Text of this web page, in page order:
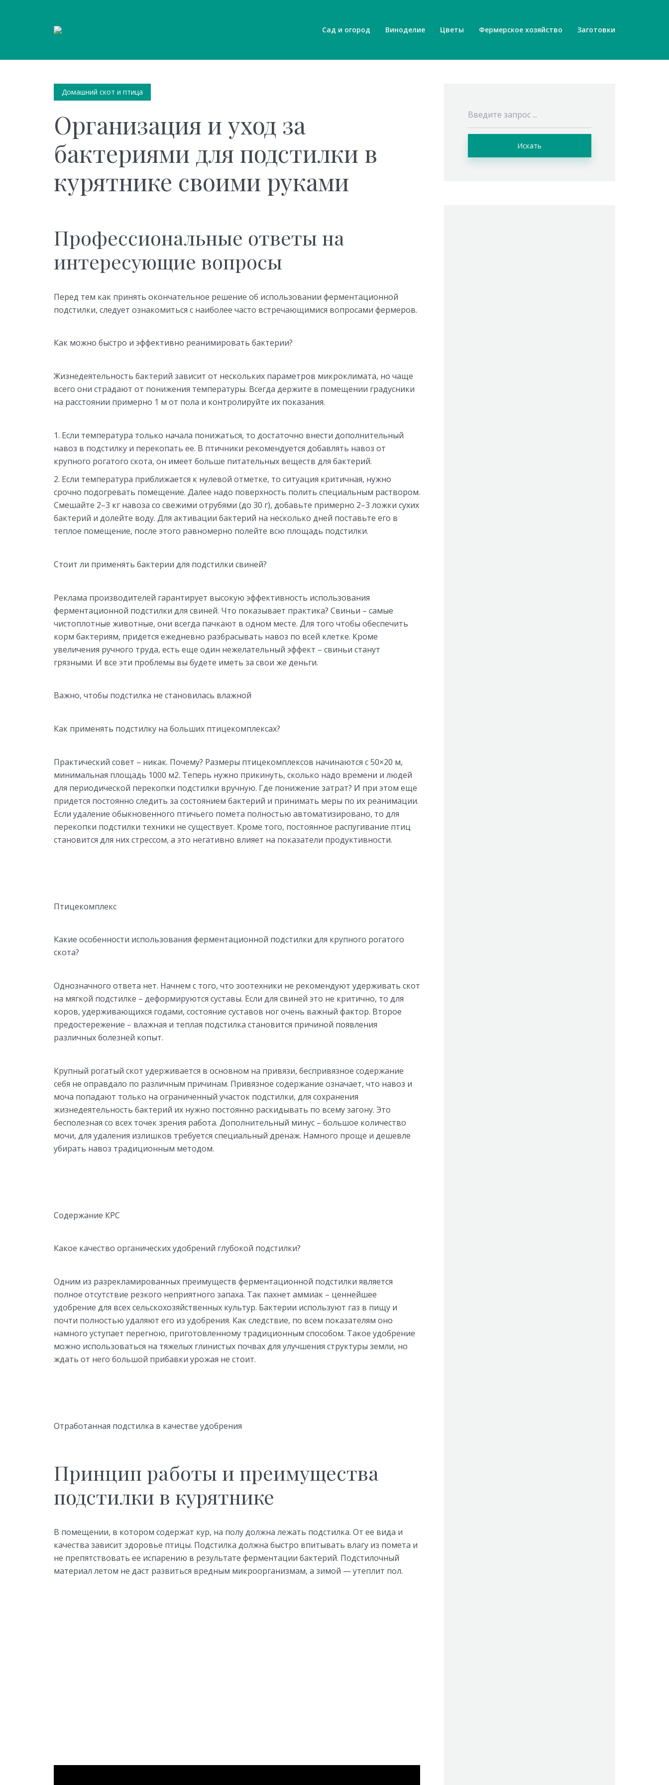
Сад и огород Виноделие Цветы Фермерское хозяйство Заготовки
Домашний скот и птица
Организация и уход за
бактериями для подстилки в
курятнике своими руками
Профессиональные ответы на
интересующие вопросы
Перед тем как принять окончательное решение об использовании ферментационной
подстилки, следует ознакомиться с наиболее часто встречающимися вопросами фермеров.
Как можно быстро и эффективно реанимировать бактерии?
Жизнедеятельность бактерий зависит от нескольких параметров микроклимата, но чаще
всего они страдают от понижения температуры. Всегда держите в помещении градусники
на расстоянии примерно 1 м от пола и контролируйте их показания.
Если температура только начала понижаться, то достаточно внести дополнительный
навоз в подстилку и перекопать ее. В птичники рекомендуется добавлять навоз от
крупного рогатого скота, он имеет больше питательных веществ для бактерий.
Если температура приближается к нулевой отметке, то ситуация критичная, нужно
срочно подогревать помещение. Далее надо поверхность полить специальным раствором.
Смешайте 2–3 кг навоза со свежими отрубями (до 30 г), добавьте примерно 2–3 ложки сухих
бактерий и долейте воду. Для активации бактерий на несколько дней поставьте его в
теплое помещение, после этого равномерно полейте всю площадь подстилки.
Стоит ли применять бактерии для подстилки свиней?
Реклама производителей гарантирует высокую эффективность использования
ферментационной подстилки для свиней. Что показывает практика? Свиньи – самые
чистоплотные животные, они всегда пачкают в одном месте. Для того чтобы обеспечить
корм бактериям, придется ежедневно разбрасывать навоз по всей клетке. Кроме
увеличения ручного труда, есть еще один нежелательный эффект – свиньи станут
грязными. И все эти проблемы вы будете иметь за свои же деньги.
Важно, чтобы подстилка не становилась влажной
Как применять подстилку на больших птицекомплексах?
Практический совет – никак. Почему? Размеры птицекомплексов начинаются с 50×20 м,
минимальная площадь 1000 м2. Теперь нужно прикинуть, сколько надо времени и людей
для периодической перекопки подстилки вручную. Где понижение затрат? И при этом еще
придется постоянно следить за состоянием бактерий и принимать меры по их реанимации.
Если удаление обыкновенного птичьего помета полностью автоматизировано, то для
перекопки подстилки техники не существует. Кроме того, постоянное распугивание птиц
становится для них стрессом, а это негативно влияет на показатели продуктивности.
Птицекомплекс
Какие особенности использования ферментационной подстилки для крупного рогатого
скота?
Однозначного ответа нет. Начнем с того, что зоотехники не рекомендуют удерживать скот
на мягкой подстилке – деформируются суставы. Если для свиней это не критично, то для
коров, удерживающихся годами, состояние суставов ног очень важный фактор. Второе
предостережение – влажная и теплая подстилка становится причиной появления
различных болезней копыт.
Крупный рогатый скот удерживается в основном на привязи, беспривязное содержание
себя не оправдало по различным причинам. Привязное содержание означает, что навоз и
моча попадают только на ограниченный участок подстилки, для сохранения
жизнедеятельность бактерий их нужно постоянно раскидывать по всему загону. Это
бесполезная со всех точек зрения работа. Дополнительный минус – большое количество
мочи, для удаления излишков требуется специальный дренаж. Намного проще и дешевле
убирать навоз традиционным методом.
Содержание КРС
Какое качество органических удобрений глубокой подстилки?
Одним из разрекламированных преимуществ ферментационной подстилки является
полное отсутствие резкого неприятного запаха. Так пахнет аммиак – ценнейшее
удобрение для всех сельскохозяйственных культур. Бактерии используют газ в пищу и
почти полностью удаляют его из удобрения. Как следствие, по всем показателям оно
намного уступает перегною, приготовленному традиционным способом. Такое удобрение
можно использоваться на тяжелых глинистых почвах для улучшения структуры земли, но
ждать от него большой прибавки урожая не стоит.
Отработанная подстилка в качестве удобрения
Принцип работы и преимущества
подстилки в курятнике
В помещении, в котором содержат кур, на полу должна лежать подстилка. От ее вида и
качества зависит здоровье птицы. Подстилка должна быстро впитывать влагу из помета и
не препятствовать ее испарению в результате ферментации бактерий. Подстилочный
материал летом не даст развиться вредным микроорганизмам, а зимой — утеплит пол.
Искать